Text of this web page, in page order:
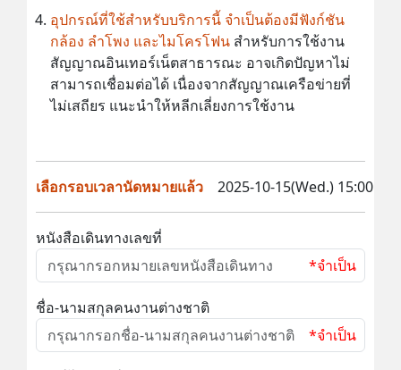
อุปกรณ์ที่ใช้สำหรับบริการนี้ จำเป็นต้องมีฟังก์ชัน
กล้อง ลำโพง และไมโครโฟน สำหรับการใช้งาน
สัญญาณอินเทอร์เน็ตสาธารณะ อาจเกิดปัญหาไม่
สามารถเชื่อมต่อได้ เนื่องจากสัญญาณเครือข่ายที่
ไม่เสถียร แนะนำให้หลีกเลี่ยงการใช้งาน
เลือกรอบเวลานัดหมายแล้ว 2025-10-15(Wed.) 15:00
หนังสือเดินทางเลขที่
*จำเป็น
ชื่อ-นามสกุลคนงานต่างชาติ
*จำเป็น